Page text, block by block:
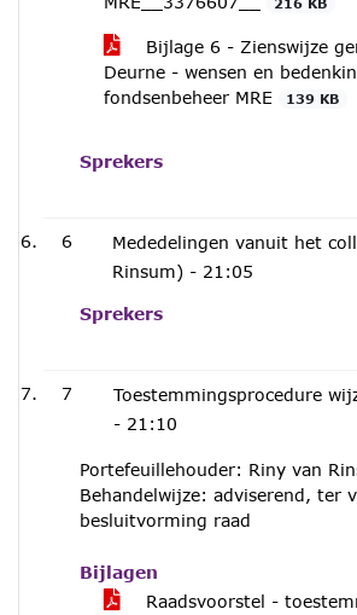
Bijlage 6 - Zienswijze
Deurne - wensen en
fondsenbeheer MRE
139 KB
Sprekers
6
Mededelingen vanuit het
Rinsum) - 21:05
Sprekers
7
Toestemmingsprocedure
- 21:10
Portefeuillehouder: Riny van
Behandelwijze: adviserend, ter
besluitvorming raad
Bijlagen
Raadsvoorstel -